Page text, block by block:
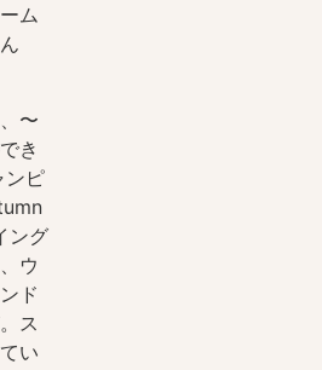
ム
〜
き
ンピ
ング
ウ
ド
ス
い